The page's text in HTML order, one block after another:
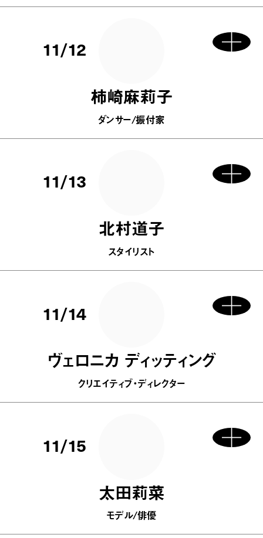
11/12
柿崎麻莉子
ダンサー/振付家
11/13
北村道子
スタイリスト
11/14
ヴェロニカ ディッティング
クリエイティブ・ディレクター
11/15
太田莉菜
モデル/俳優